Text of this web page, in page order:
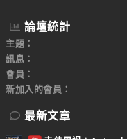
論壇統計
主題
訊息
會員
新加入的會員
最新文章